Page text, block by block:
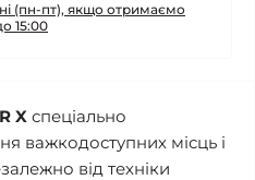
(пн-пт), якщо отримаємо
15:00
X спеціально
важкодоступних місць і
від техніки